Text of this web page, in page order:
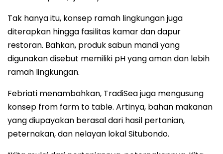
Tak hanya itu, konsep ramah lingkungan juga
diterapkan hingga fasilitas kamar dan dapur
restoran. Bahkan, produk sabun mandi yang
digunakan disebut memiliki pH yang aman dan lebih
ramah lingkungan.
Febriati menambahkan, TradiSea juga mengusung
konsep from farm to table. Artinya, bahan makanan
yang diupayakan berasal dari hasil pertanian,
peternakan, dan nelayan lokal Situbondo.